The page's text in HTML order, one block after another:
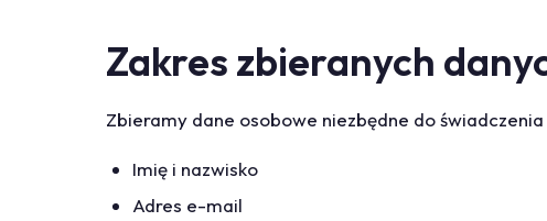
Zakres zbieranych
Zbieramy dane osobowe niezbędne do świadczenia
Imię i nazwisko
Adres e-mail